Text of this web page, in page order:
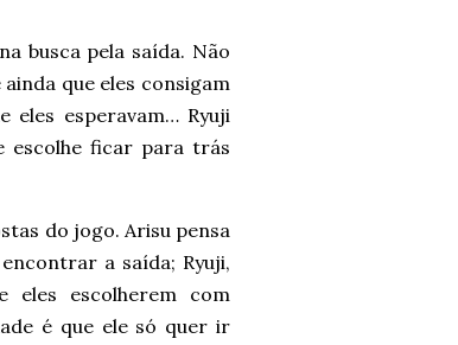
busca pela saída. Não
ainda que eles consigam
eles esperavam… Ryuji
escolhe ficar para trás
do jogo. Arisu pensa
a saída; Ryuji,
escolherem com
é que ele só quer ir